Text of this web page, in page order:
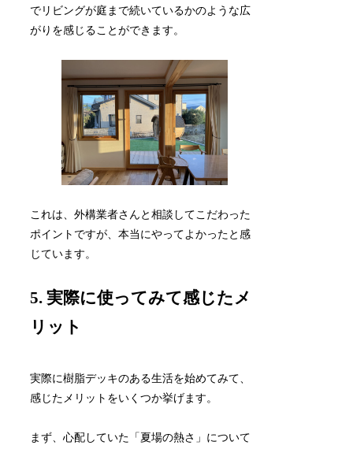
でリビングが庭まで続いているかのような広
がりを感じることができます。
これは、外構業者さんと相談してこだわった
ポイントですが、本当にやってよかったと感
じています。
5. 実際に使ってみて感じたメ
リット
実際に樹脂デッキのある生活を始めてみて、
感じたメリットをいくつか挙げます。
まず、心配していた「夏場の熱さ」について